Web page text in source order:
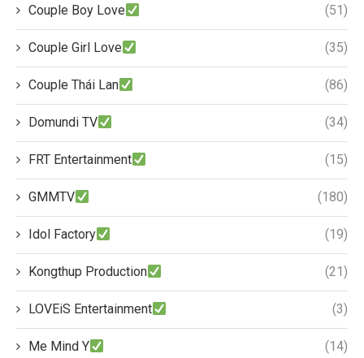
Couple Boy Love (51)
Couple Girl Love (35)
Couple Thái Lan (86)
Domundi TV (34)
FRT Entertainment (15)
GMMTV (180)
Idol Factory (19)
Kongthup Production (21)
LOVEiS Entertainment (3)
Me Mind Y (14)